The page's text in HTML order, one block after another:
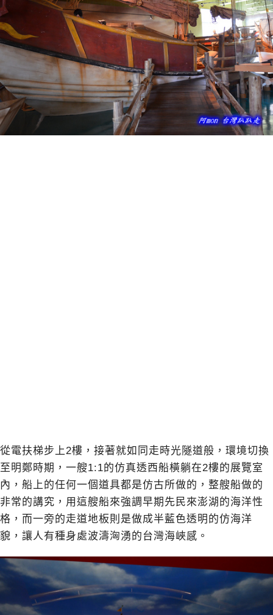
從電扶梯步上2樓，接著就如同走時光隧道般，環境切換
至明鄭時期，一艘1:1的仿真透西船橫躺在2樓的展覽室
內，船上的任何一個道具都是仿古所做的，整艘船做的
非常的講究，用這艘船來強調早期先民來澎湖的海洋性
格，而一旁的走道地板則是做成半藍色透明的仿海洋
貌，讓人有種身處波濤洶湧的台灣海峽感。